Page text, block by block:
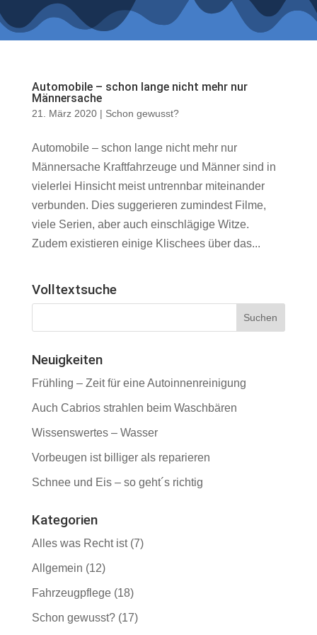
Automobile – schon lange nicht mehr nur
Männersache
21. März 2020| Schon gewusst?
Automobile – schon lange nicht mehr nur
Männersache Kraftfahrzeuge und Männer sind in
vielerlei Hinsicht meist untrennbar miteinander
verbunden. Dies suggerieren zumindest Filme,
viele Serien, aber auch einschlägige Witze.
Zudem existieren einige Klischees über das...
Volltextsuche
Neuigkeiten
Frühling – Zeit für eine Autoinnenreinigung
Auch Cabrios strahlen beim Waschbären
Wissenswertes – Wasser
Vorbeugen ist billiger als reparieren
Schnee und Eis – so geht´s richtig
Kategorien
Alles was Recht ist(7)
Allgemein (12)
Fahrzeugpflege(18)
Schon gewusst?(17)